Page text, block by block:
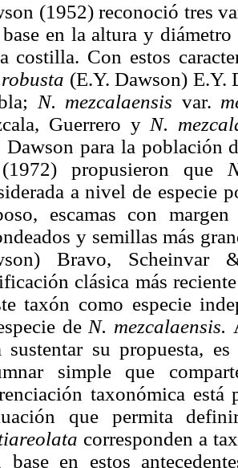
(1952) reconoció tres
en la altura y
costilla. Con estos
robusta (E.Y. Dawson) E.Y.
N. mezcalaensis var.
Guerrero y N.
Dawson para la población
(1972) propusieron que
a nivel de especie
escamas con
y semillas más
Bravo, Scheinvar
clásica más
taxón como especie
de N. mezcalaensis.
sustentar su propuesta,
simple que
taxonómica está
que permita
corresponden a
base en estos